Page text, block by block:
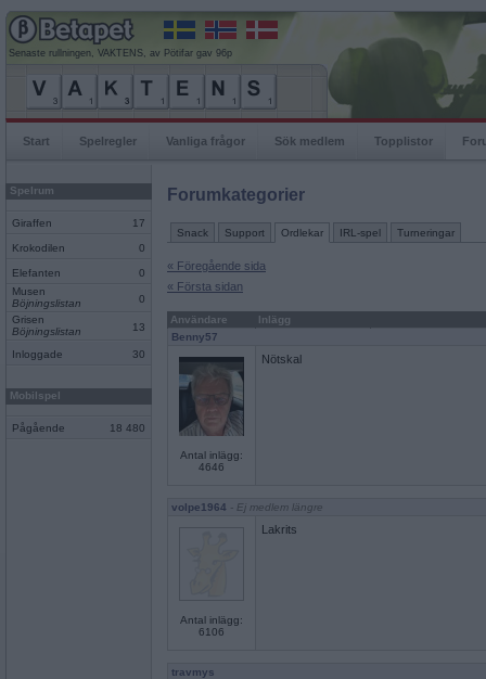
Senaste rullningen, VAKTENS, av Pötifar gav 96p
Start Spelregler Vanliga frågor Sök medlem Topplistor
Spelrum
Giraffen 17
Krokodilen 0
Elefanten
0
Musen
Böjningslistan
0
Grisen
Böjningslistan
13
Inloggade 30
Mobilspel
Pågående 18 480
Forumkategorier
Snack Support Ordlekar IRL-spel Turneringar
« Föregående sida
« Första sidan
Användare
Inlägg
Benny57
Antal inlägg:
4646
Nötskal
volpe1964 - Ej medlem längre
Antal inlägg:
6106
Lakrits
travmys